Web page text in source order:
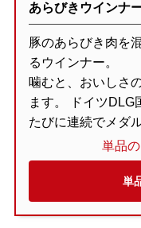
あらびきウインナ
豚のあらびき肉を
るウインナー。
噛むと、おいしさ
ます。 ドイツDLG
たびに連続でメダ
単品
単